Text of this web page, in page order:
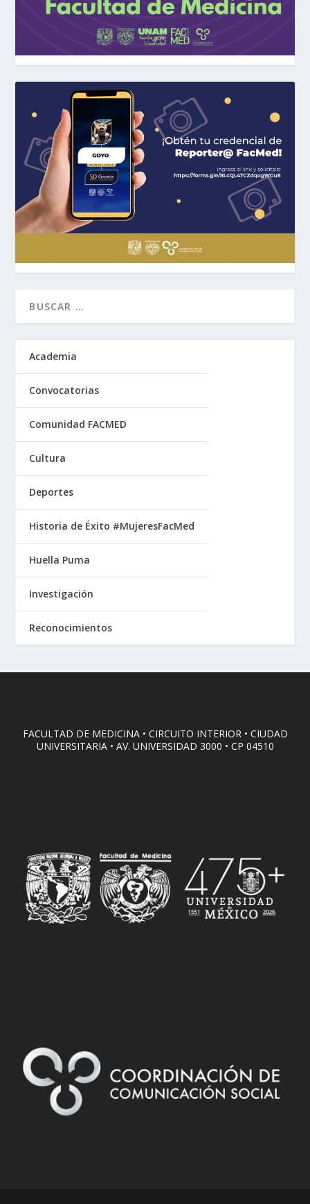
Academia
Convocatorias
Comunidad FACMED
Cultura
Deportes
Historia de Éxito #MujeresFacMed
Huella Puma
Investigación
Reconocimientos
FACULTAD DE MEDICINA • CIRCUITO INTERIOR • CIUDAD
UNIVERSITARIA • AV. UNIVERSIDAD 3000 • CP 04510